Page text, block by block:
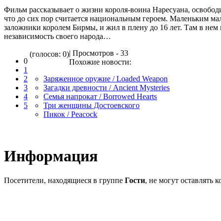
Фильм рассказывает о жизни короля-воина Наресуана,
что до сих пор считается национальным героем. Маленьким
заложники королем Бирмы, и жил в плену до 16 лет. Там в нем
независимость своего народа…
0
1
2
3
4
5
(голосов: 0)| Просмотров - 33
Похожие новости:
Заряженное оружие / Loaded Weapon
Загадки древности / Ancient Mysteries
Семья напрокат / Borrowed Hearts
Три женщины Достоевского
Пикок / Peacock
Информация
Посетители, находящиеся в группе Гости, не могут оставлять